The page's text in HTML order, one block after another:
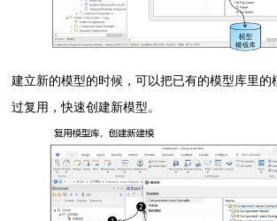
建立新的模型的时候，可以把已有的模型库里的
过复用，快速创建新模型。